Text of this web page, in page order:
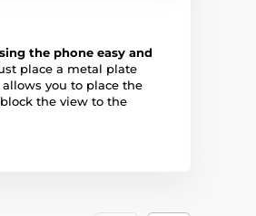
the phone easy and
place a metal plate
allows you to place the
the view to the